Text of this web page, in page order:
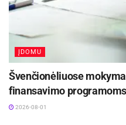
Jaunimo aprūpinimas
įgūdžiais
„Remiantis
tyrimu, atliktu
generatyvinio dirbtinio
ĮDOMU
Švenčionėliuose
finansavimo programoms
2026-08-01